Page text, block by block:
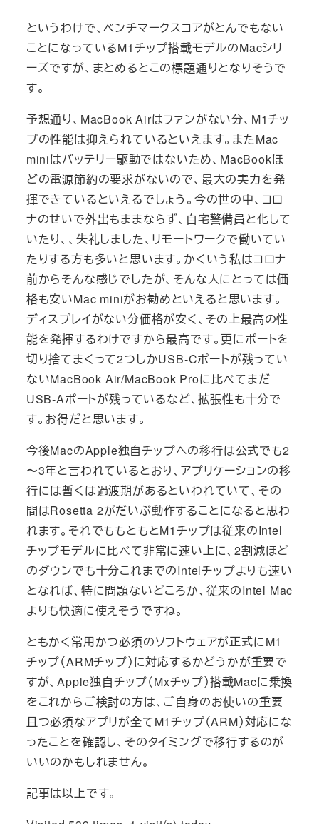
というわけで、ベンチマークスコアがとんでもない
ことになっているM1チップ搭載モデルのMacシリ
ーズですが、まとめるとこの標題通りとなりそうで
す。
予想通り、MacBook Airはファンがない分、M1チッ
プの性能は抑えられているといえます。またMac
miniはバッテリー駆動ではないため、MacBookほ
どの電源節約の要求がないので、最大の実力を発
揮できているといえるでしょう。今の世の中、コロ
ナのせいで外出もままならず、自宅警備員と化して
いたり、、失礼しました、リモートワークで働いてい
たりする方も多いと思います。かくいう私はコロナ
前からそんな感じでしたが、そんな人にとっては価
格も安いMac miniがお勧めといえると思います。
ディスプレイがない分価格が安く、その上最高の性
能を発揮するわけですから最高です。更にポートを
切り捨てまくって2つしかUSB-Cポートが残ってい
ないMacBook Air/MacBook Proに比べてまだ
USB-Aポートが残っているなど、拡張性も十分で
す。お得だと思います。
今後MacのApple独自チップへの移行は公式でも2
〜3年と言われているとおり、アプリケーションの移
行には暫くは過渡期があるといわれていて、その
間はRosetta 2がだいぶ動作することになると思わ
れます。それでももともとM1チップは従来のIntel
チップモデルに比べて非常に速い上に、2割減ほど
のダウンでも十分これまでのIntelチップよりも速い
となれば、特に問題ないどころか、従来のIntel Mac
よりも快適に使えそうですね。
ともかく常用かつ必須のソフトウェアが正式にM1
チップ（ARMチップ）に対応するかどうかが重要で
すが、Apple独自チップ（Mxチップ）搭載Macに乗換
をこれからご検討の方は、ご自身のお使いの重要
且つ必須なアプリが全てM1チップ（ARM）対応にな
ったことを確認し、そのタイミングで移行するのが
いいのかもしれません。
記事は以上です。